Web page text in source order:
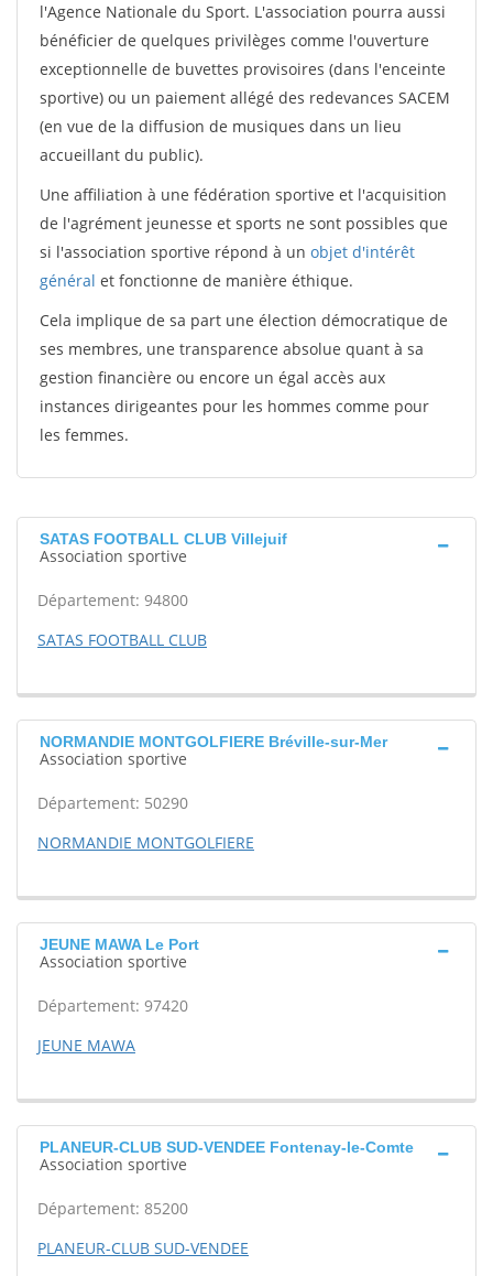
l'Agence Nationale du Sport. L'association pourra aussi
bénéficier de quelques privilèges comme l'ouverture
exceptionnelle de buvettes provisoires (dans l'enceinte
sportive) ou un paiement allégé des redevances SACEM
(en vue de la diffusion de musiques dans un lieu
accueillant du public).
Une affiliation à une fédération sportive et l'acquisition
de l'agrément jeunesse et sports ne sont possibles que
si l'association sportive répond à un objet d'intérêt
général et fonctionne de manière éthique.
Cela implique de sa part une élection démocratique de
ses membres, une transparence absolue quant à sa
gestion financière ou encore un égal accès aux
instances dirigeantes pour les hommes comme pour
les femmes.
SATAS FOOTBALL CLUB Villejuif
Association sportive
Département: 94800
SATAS FOOTBALL CLUB
NORMANDIE MONTGOLFIERE Bréville-sur-Mer
Association sportive
Département: 50290
NORMANDIE MONTGOLFIERE
JEUNE MAWA Le Port
Association sportive
Département: 97420
JEUNE MAWA
PLANEUR-CLUB SUD-VENDEE Fontenay-le-Comte
Association sportive
Département: 85200
PLANEUR-CLUB SUD-VENDEE